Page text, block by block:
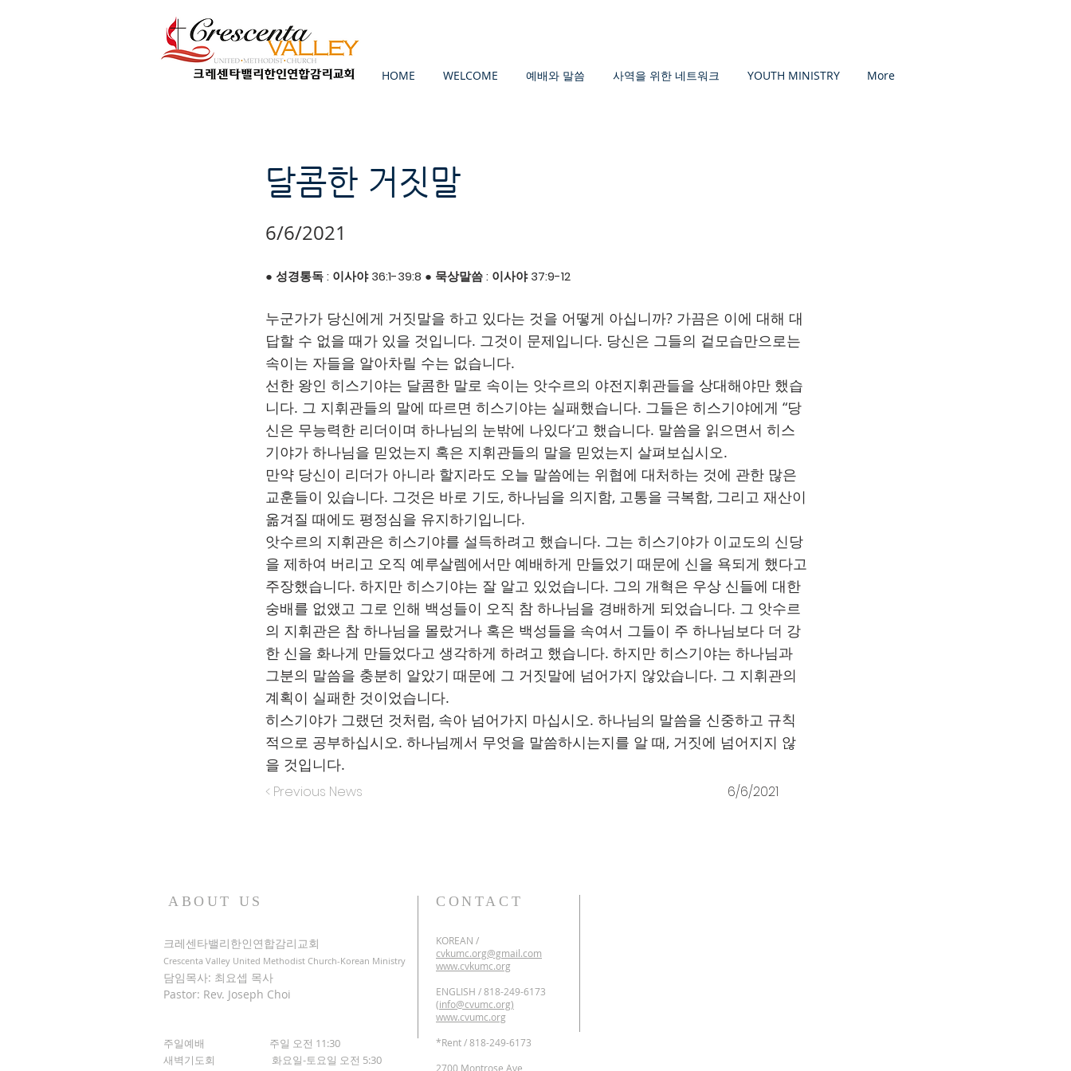
HOME WELCOME 예배와 말씀 사역을 위한 네트워크 YOUTH MINISTRY More
달콤한 거짓말
6/6/2021
● 성경통독 : 이사야 36:1-39:8 ● 묵상말씀 : 이사야 37:9-12
누군가가 당신에게 거짓말을 하고 있다는 것을 어떻게 아십니까? 가끔은 이에 대해 대
답할 수 없을 때가 있을 것입니다. 그것이 문제입니다. 당신은 그들의 겉모습만으로는
속이는 자들을 알아차릴 수는 없습니다.
선한 왕인 히스기야는 달콤한 말로 속이는 앗수르의 야전지휘관들을 상대해야만 했습
니다. 그 지휘관들의 말에 따르면 히스기야는 실패했습니다. 그들은 히스기야에게 “당
신은 무능력한 리더이며 하나님의 눈밖에 나있다‘고 했습니다. 말씀을 읽으면서 히스
기야가 하나님을 믿었는지 혹은 지휘관들의 말을 믿었는지 살펴보십시오.
만약 당신이 리더가 아니라 할지라도 오늘 말씀에는 위협에 대처하는 것에 관한 많은
교훈들이 있습니다. 그것은 바로 기도, 하나님을 의지함, 고통을 극복함, 그리고 재산이
옮겨질 때에도 평정심을 유지하기입니다.
앗수르의 지휘관은 히스기야를 설득하려고 했습니다. 그는 히스기야가 이교도의 신당
을 제하여 버리고 오직 예루살렘에서만 예배하게 만들었기 때문에 신을 욕되게 했다고
주장했습니다. 하지만 히스기야는 잘 알고 있었습니다. 그의 개혁은 우상 신들에 대한
숭배를 없앴고 그로 인해 백성들이 오직 참 하나님을 경배하게 되었습니다. 그 앗수르
의 지휘관은 참 하나님을 몰랐거나 혹은 백성들을 속여서 그들이 주 하나님보다 더 강
한 신을 화나게 만들었다고 생각하게 하려고 했습니다. 하지만 히스기야는 하나님과
그분의 말씀을 충분히 알았기 때문에 그 거짓말에 넘어가지 않았습니다. 그 지휘관의
계획이 실패한 것이었습니다.
히스기야가 그랬던 것처럼, 속아 넘어가지 마십시오. 하나님의 말씀을 신중하고 규칙
적으로 공부하십시오. 하나님께서 무엇을 말씀하시는지를 알 때, 거짓에 넘어지지 않
을 것입니다.
< Previous News 6/6/2021
ABOUT US
크레센타밸리한인연합감리교회
Crescenta Valley United Methodist Church-Korean Ministry
담임목사: 최요셉 목사
Pastor: Rev. Joseph Choi
주일예배 주일 오전 11:30
새벽기도회
화요일-토요일 오전 5:30
CONTACT
KOREAN /
cvkumc.org@gmail.com
www.cvkumc.org
ENGLISH / 818-249-6173
(info@cvumc.org)
www.cvumc.org
​*Rent / 818-249-6173
2700 Montrose Ave,